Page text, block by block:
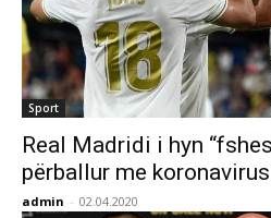
Sport
Real Madridi i hyn
përballur me
admin - 02.04.2020